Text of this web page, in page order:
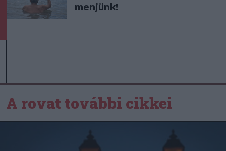
menjünk!
A rovat további cikkei